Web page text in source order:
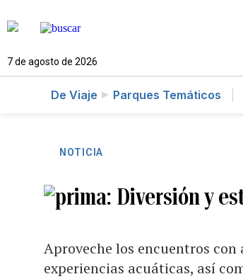
7 de agosto de 2026
De Viaje Parques Temáticos
NOTICIA
Diversión y
Aproveche los encuentros
experiencias acuáticas, así